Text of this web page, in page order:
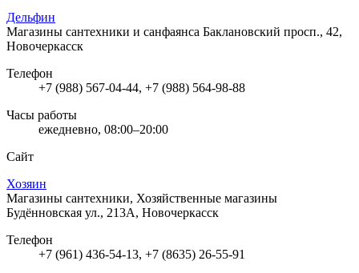
Дельфин
Магазины сантехники и санфаянса Баклановский просп., 42,
Новочеркасск
Телефон
+7 (988) 567-04-44, +7 (988) 564-98-88
Часы работы
ежедневно, 08:00–20:00
Сайт
Хозяин
Магазины сантехники, Хозяйственные магазины
Будённовская ул., 213А, Новочеркасск
Телефон
+7 (961) 436-54-13, +7 (8635) 26-55-91